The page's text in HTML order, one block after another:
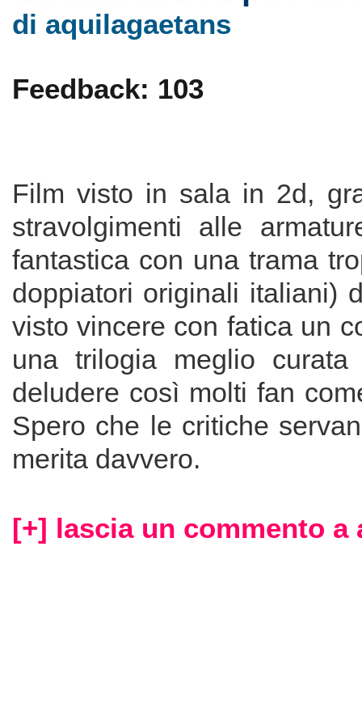
di aquilagaetans
Feedback: 103
Film visto in sala in 2d,
stravolgimenti alle
fantastica con una trama
doppiatori originali italiani)
visto vincere con fatica un
una trilogia meglio
deludere così molti fan
Spero che le critiche
merita davvero.
[+] lascia un commento a